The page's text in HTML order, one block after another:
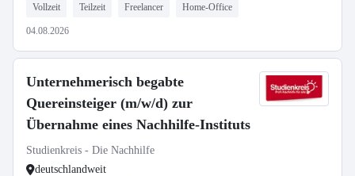
Vollzeit Teilzeit Freelancer Home-Office
04.08.2026
Unternehmerisch begabte
Quereinsteiger (m/w/d) zur
Übernahme eines Nachhilfe-Instituts
Studienkreis - Die Nachhilfe
deutschlandweit